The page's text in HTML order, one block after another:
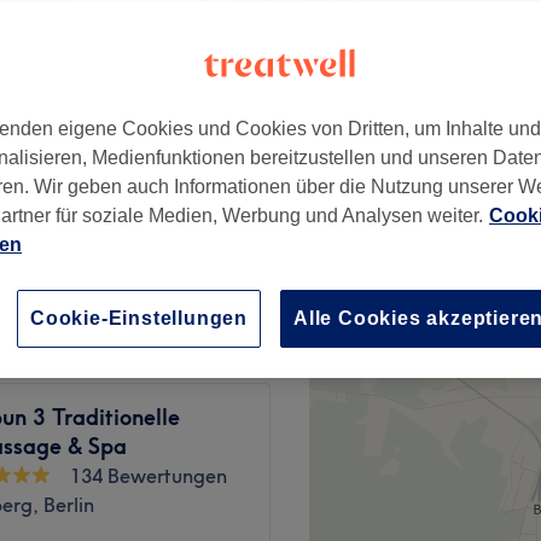
85 €
3 Traditionelle
& Spa
134 Bewertungen
Berlin
eigene Cookies und Cookies von Dritten, um Inhalte
Medienfunktionen bereitzustellen und unseren
Wir geben auch Informationen über die Nutzung unserer
für soziale Medien, Werbung und Analysen weiter.
Cookie-Einstellungen Alle Cookies akzeptieren